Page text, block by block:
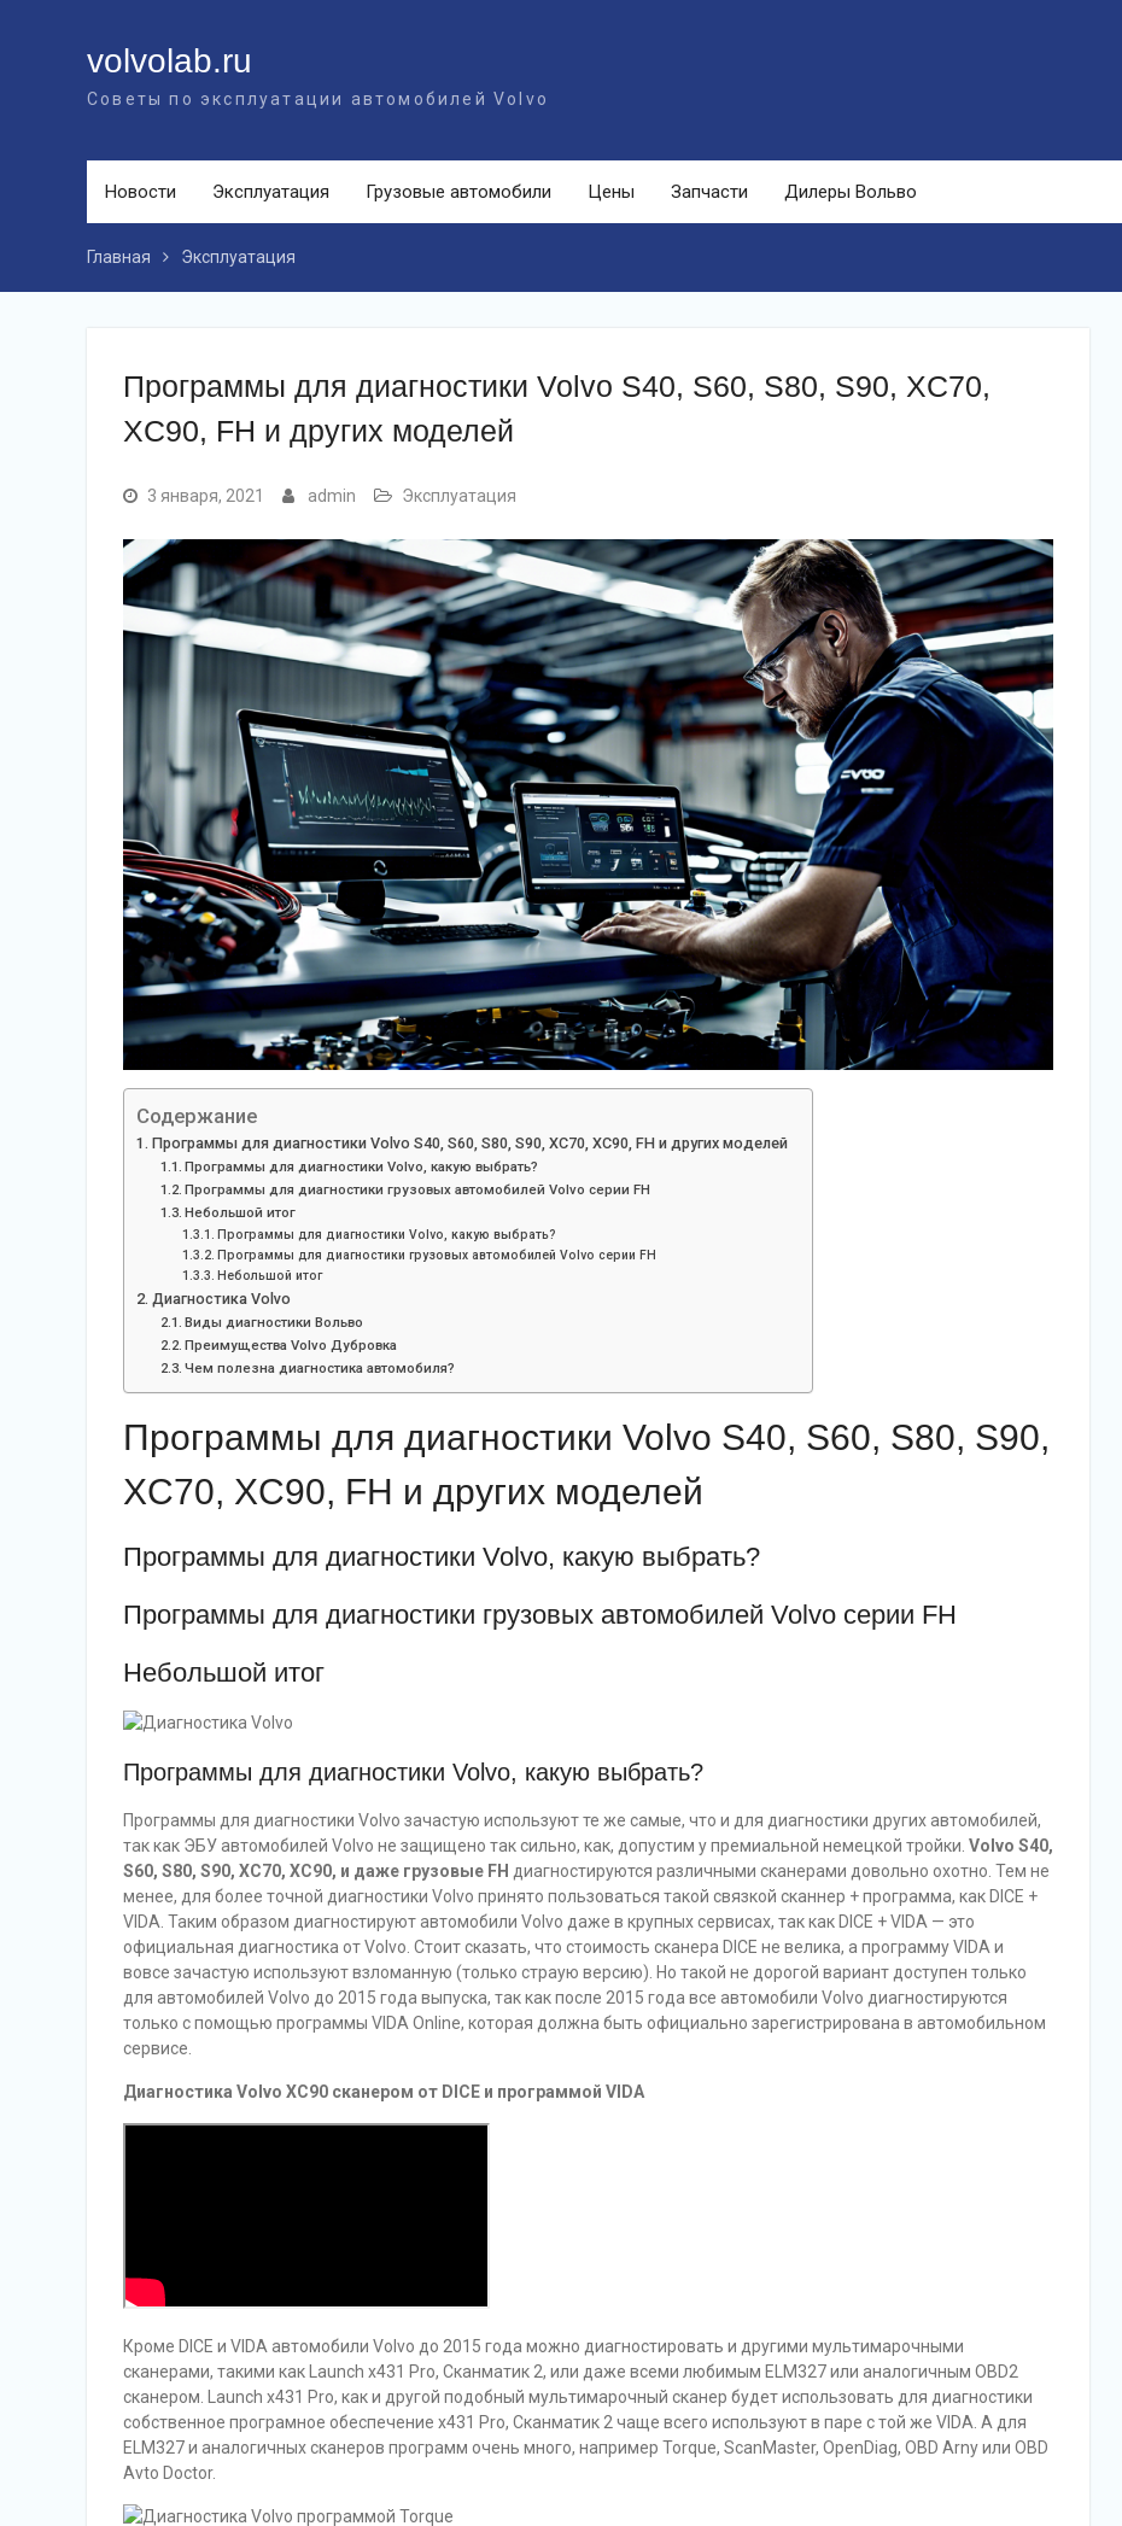
volvolab.ru
Советы по эксплуатации автомобилей Volvo
Новости Эксплуатация Грузовые автомобили Цены Запчасти Дилеры Вольво
Главная Эксплуатация
Программы для диагностики Volvo S40, S60, S80, S90, XC70,
XC90, FH и других моделей
3 января, 2021 admin Эксплуатация
Содержание
Программы для диагностики Volvo S40, S60, S80, S90, XC70, XC90, FH и других моделей
Программы для диагностики Volvo, какую выбрать?
Программы для диагностики грузовых автомобилей Volvo серии FH
Небольшой итог
Программы для диагностики Volvo, какую выбрать?
Программы для диагностики грузовых автомобилей Volvo серии FH
Небольшой итог
Диагностика Volvo
Виды диагностики Вольво
Преимущества Volvo Дубровка
Чем полезна диагностика автомобиля?
Программы для диагностики Volvo S40, S60, S80, S90,
XC70, XC90, FH и других моделей
Программы для диагностики Volvo, какую выбрать?
Программы для диагностики грузовых автомобилей Volvo серии FH
Небольшой итог
Программы для диагностики Volvo, какую выбрать?
Программы для диагностики Volvo зачастую используют те же самые, что и для диагностики других автомобилей,
так как ЭБУ автомобилей Volvo не защищено так сильно, как, допустим у премиальной немецкой тройки. Volvo S40,
S60, S80, S90, XC70, XC90, и даже грузовые FH диагностируются различными сканерами довольно охотно. Тем не
менее, для более точной диагностики Volvo принято пользоваться такой связкой сканнер + программа, как DICE +
VIDA. Таким образом диагностируют автомобили Volvo даже в крупных сервисах, так как DICE + VIDA — это
официальная диагностика от Volvo. Стоит сказать, что стоимость сканера DICE не велика, а программу VIDA и
вовсе зачастую используют взломанную (только страую версию). Но такой не дорогой вариант доступен только
для автомобилей Volvo до 2015 года выпуска, так как после 2015 года все автомобили Volvo диагностируются
только с помощью программы VIDA Online, которая должна быть официально зарегистрирована в автомобильном
сервисе.
Диагностика Volvo XC90 сканером от DICE и программой VIDA
Кроме DICE и VIDA автомобили Volvo до 2015 года можно диагностировать и другими мультимарочными
сканерами, такими как Launch x431 Pro, Сканматик 2, или даже всеми любимым ELM327 или аналогичным OBD2
сканером. Launch x431 Pro, как и другой подобный мультимарочный сканер будет использовать для диагностики
собственное програмное обеспечение x431 Pro, Сканматик 2 чаще всего используют в паре с той же VIDA. А для
ELM327 и аналогичных сканеров программ очень много, например Torque, ScanMaster, OpenDiag, OBD Arny или OBD
Avto Doctor.